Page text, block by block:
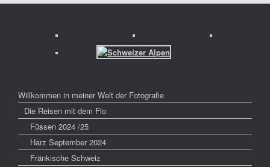
Willkommen in meiner Welt der Fotografie
Die Reisen mit dem Flo
Füssen 2024 /25
Harz September 2024
Fränkische Schweiz